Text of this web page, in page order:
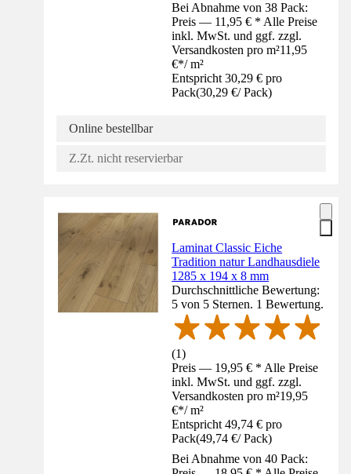
Bei Abnahme von 38 Pack:
Preis — 11,95 € * Alle Preise
inkl. MwSt. und ggf. zzgl.
Versandkosten pro m²11,95
€*/ m²
Entspricht 30,29 € pro
Pack(30,29 €/ Pack)
Online bestellbar
Z.Zt. nicht reservierbar
Laminat Classic Eiche
Tradition natur Landhausdiele
1285 x 194 x 8 mm
Durchschnittliche Bewertung:
5 von 5 Sternen. 1 Bewertung.
(1)
Preis — 19,95 € * Alle Preise
inkl. MwSt. und ggf. zzgl.
Versandkosten pro m²19,95
€*/ m²
Entspricht 49,74 € pro
Pack(49,74 €/ Pack)
Bei Abnahme von 40 Pack: